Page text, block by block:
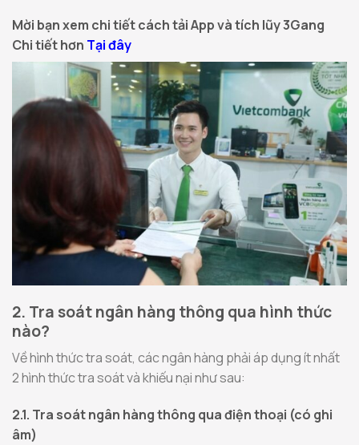
Mời bạn xem chi tiết cách tải App và tích lũy 3Gang
Chi tiết hơn Tại đây
2. Tra soát ngân hàng thông qua hình thức
nào?
Về hình thức tra soát, các ngân hàng phải áp dụng ít nhất
2 hình thức tra soát và khiếu nại như sau:
2.1. Tra soát ngân hàng thông qua điện thoại (có ghi
âm)